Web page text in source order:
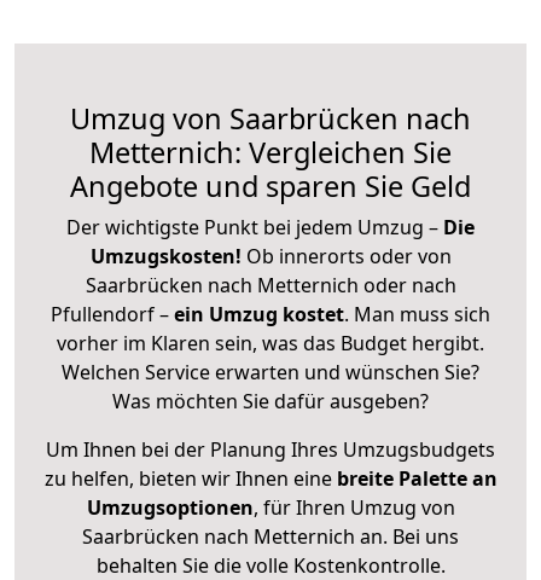
Umzug von Saarbrücken nach
Metternich: Vergleichen Sie
Angebote und sparen Sie Geld
Der wichtigste Punkt bei jedem Umzug – Die
Umzugskosten! Ob innerorts oder von
Saarbrücken nach Metternich oder nach
Pfullendorf –ein Umzug kostet. Man muss sich
vorher im Klaren sein, was das Budget hergibt.
Welchen Service erwarten und wünschen Sie?
Was möchten Sie dafür ausgeben?
Um Ihnen bei der Planung Ihres Umzugsbudgets
zu helfen, bieten wir Ihnen eine breite Palette an
Umzugsoptionen, für Ihren Umzug von
Saarbrücken nach Metternich an. Bei uns
behalten Sie die volle Kostenkontrolle.